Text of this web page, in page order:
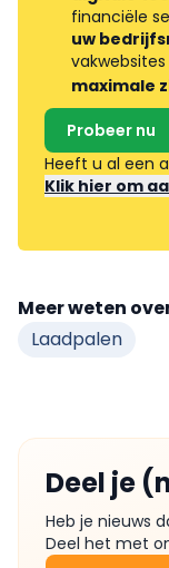
financiële
uw
vakwebsites
maximale
Probeer nu
Heeft u al een
Klik hier om
Meer weten
Laadpalen
Deel je
Heb je nieuws
Deel het met